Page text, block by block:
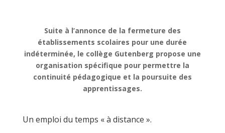
Suite à l’annonce de la fermeture des
établissements scolaires pour une durée
indéterminée, le collège Gutenberg propose une
organisation spécifique pour permettre la
continuité pédagogique et la poursuite des
apprentissages.
Un emploi du temps « à distance ».